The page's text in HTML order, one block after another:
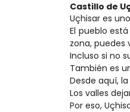
Castillo de
Uçhisar es
El pueblo
zona, puedes
Incluso si no
También es
Desde aquí,
Los valles
Por eso,